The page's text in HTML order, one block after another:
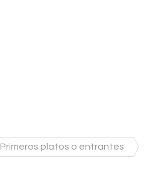
Primeros platos o entrantes